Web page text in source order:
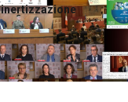
inertizzazione